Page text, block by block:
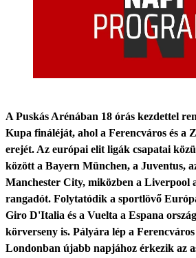
A Puskás Arénában 18 órás kezdettel
Kupa fináléját, ahol a Ferencváros és a
erejét. Az európai elit ligák csapatai
között a Bayern München, a Juventus,
Manchester City, miközben a Liverpool
rangadót. Folytatódik a sportlövő
Giro D'Italia és a Vuelta a Espana
körverseny is. Pályára lép a
Londonban újabb napjához érkezik az